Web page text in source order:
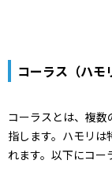
コーラス（ハモ
コーラスとは、複
指します。ハモリは
れます。以下にコー